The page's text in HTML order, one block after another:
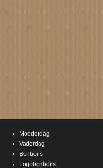
Moederdag
Vaderdag
Bonbons
Logobonbons